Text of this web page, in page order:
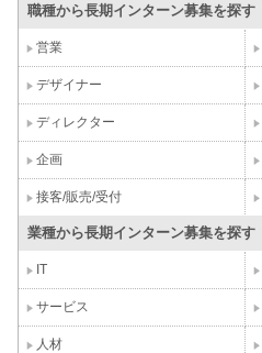
職種から長期インターン募集を探す
営業
デザイナー
ディレクター
企画
接客/販売/受付
業種から長期インターン募集を探す
IT
サービス
人材